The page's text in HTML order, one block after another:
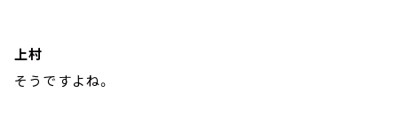
上村
そうですよね。